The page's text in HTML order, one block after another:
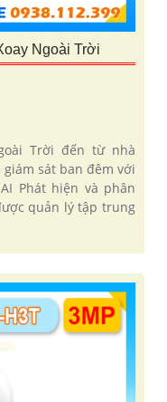
Ngoài Trời
Trời đến từ nhà
giám sát ban đêm với
Phát hiện và phân
quản lý tập trung